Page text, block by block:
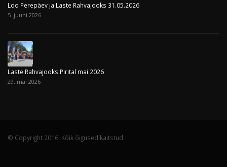
Loo Perepäev ja Laste Rahvajooks 31.05.2026
5. juuni 2026
Laste Rahvajooks Pirital mai 2026
29. mai 2026
© Copyright 2016. Kõik õigused kaitstud